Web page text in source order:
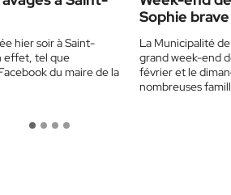
hier soir à Saint-
effet, tel que
du maire de la
Sophie
La Municipalité
grand week-end
février et le
nombreuses